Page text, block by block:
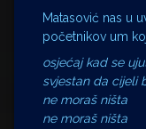
Matasović nas u
početnikov um
osjećaj kad se
svjestan da cijeli
ne moraš ništa
ne moraš ništa